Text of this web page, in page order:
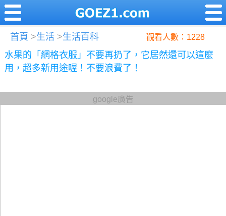
首頁 >生活 >生活百科 觀看人數：1228
水果的「網格衣服」不要再扔了，它居然還可以這麼
用，超多新用途喔！不要浪費了！
google廣告